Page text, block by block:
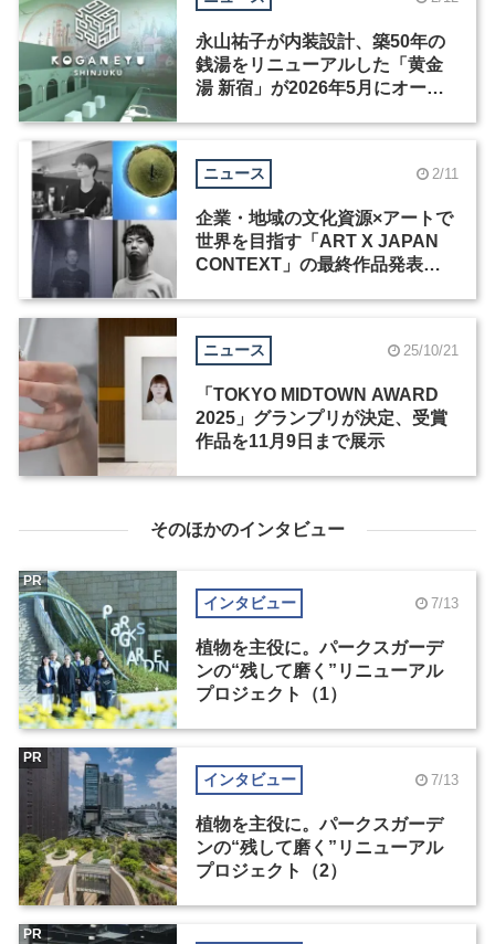
永山祐子が内装設計、築50年の
銭湯をリニューアルした「黄金
湯 新宿」が2026年5月にオープ
ニュース 2/11
企業・地域の文化資源×アートで
世界を目指す「ART X JAPAN
CONTEXT」の最終作品発表・
ニュース 25/10/21
「TOKYO MIDTOWN AWARD
2025」グランプリが決定、受賞
作品を11月9日まで展示
そのほかのインタビュー
インタビュー 7/13
植物を主役に。パークスガーデ
ンの“残して磨く”リニューアル
プロジェクト（1）
PR
インタビュー 7/13
植物を主役に。パークスガーデ
ンの“残して磨く”リニューアル
プロジェクト（2）
PR
PR